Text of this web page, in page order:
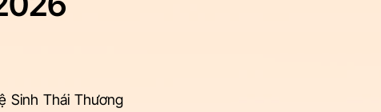
Sinh Thái Thương